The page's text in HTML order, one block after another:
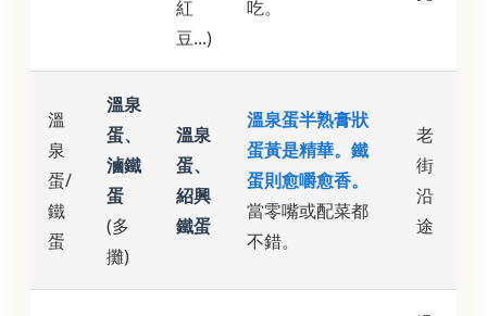
紅
豆...)
吃。
溫
泉
蛋/
鐵
蛋
溫泉
蛋、
滷鐵
蛋
(多
攤)
溫泉
蛋、
紹興
鐵蛋
溫泉蛋半熟膏狀
蛋黃是精華。鐵
蛋則愈嚼愈香。
當零嘴或配菜都
不錯。
老
街
沿
途